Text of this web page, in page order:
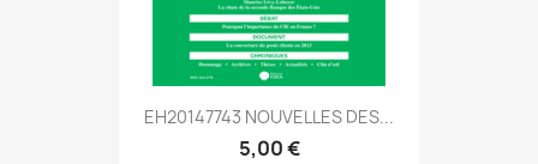
EH20147743 NOUVELLES DES...
5,00 €